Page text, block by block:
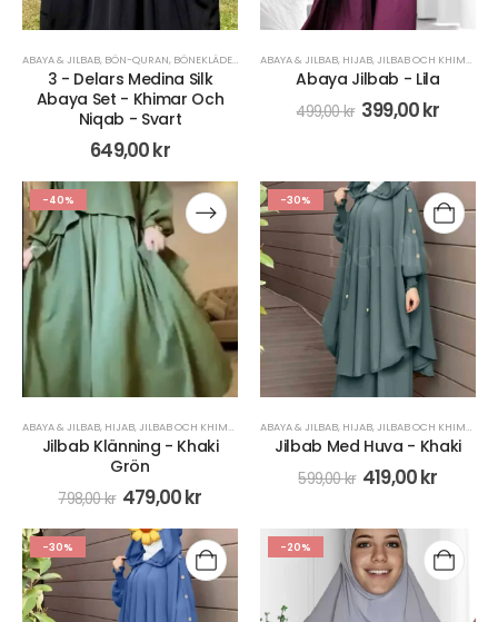
ABAYA & JILBAB, BÖN-QURAN, BÖNEKLÄDER HIJAB,JILBAB OCH KHIMAR,KLÄDER
3 - Delars Medina Silk
Abaya Set - Khimar Och
Niqab - Svart
649,00kr
ABAYA & JILBAB, HIJAB,JILBAB OCH KHIMAR
Abaya Jilbab - Lila
499,00kr 399,00kr
-40%
ABAYA & JILBAB, HIJAB,JILBAB OCH KHIMAR KLÄDER,KLÄNNINGAR & KJOLAR,PLUS SIZE
Jilbab Klänning - Khaki
Grön
798,00kr 479,00kr
-30%
ABAYA & JILBAB, HIJAB,JILBAB OCH KHIMAR
Jilbab Med Huva - Khaki
599,00kr 419,00kr
-30% -20%